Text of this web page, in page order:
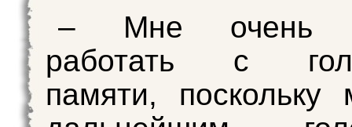
– Мне очень
работать с
памяти,